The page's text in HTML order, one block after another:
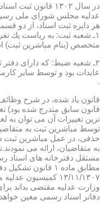
در سال ۱۳۰۲
هر دایره ثبت اسناد، از دو
۱ـ شعبه ثبت: به ریاست یك
متخصص (بنام مباشرین ثبت)
۲ـ شعبه ضبط: كه دارای
عایدات بود و توسط سایر
.
قانون سابق مندرج شده بود)
ترین تغییرات آن می توان به
توسط مباشرین ثبت به
حذفی، در عمل مباشرین ثبت
به متقاضیان، ارائه می
مطابق ماده ۱
۱۳/۱۱/۱۳۰۷
وزارت عدلیه مقتضی بداند
دفاتر اسناد رسمی معین